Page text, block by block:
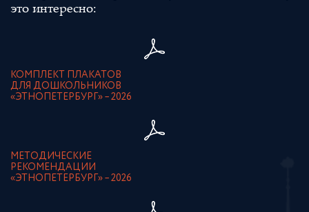
это интересно:
КОМПЛЕКТ ПЛАКАТОВ
ДЛЯ ДОШКОЛЬНИКОВ
«ЭТНОПЕТЕРБУРГ» – 2026
МЕТОДИЧЕСКИЕ
РЕКОМЕНДАЦИИ
«ЭТНОПЕТЕРБУРГ» – 2026